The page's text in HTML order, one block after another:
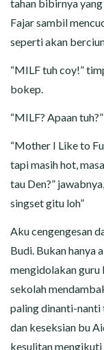
tahan bibirnya
Fajar sambil
seperti akan
“MILF tuh coy!”
bokep.
“MILF? Apaan
“Mother I Like to
tapi masih hot,
tau Den?”
singset gitu loh”
Aku cengengesan
Budi. Bukan hanya
mengidolakan
sekolah
paling dinanti-nanti
dan keseksian bu
kesulitan